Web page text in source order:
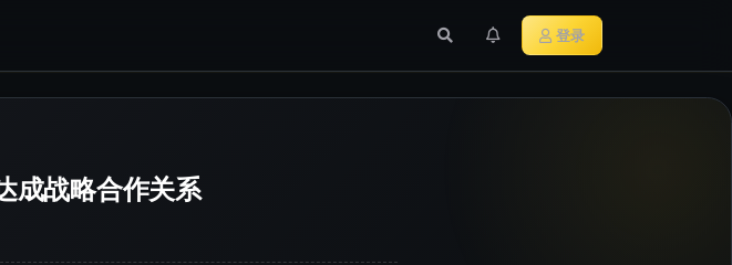
/返佣 登录
成战略合作关系